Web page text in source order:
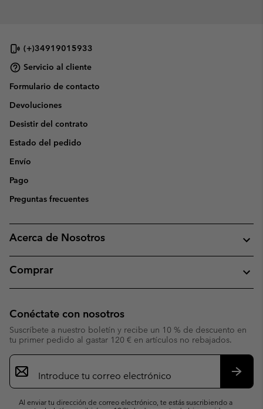
(+)34919015933
Servicio al cliente
Formulario de contacto
Devoluciones
Desistir del contrato
Estado del pedido
Envío
Pago
Preguntas frecuentes
Acerca de Nosotros
Comprar
Conéctate con nosotros
Suscríbete a nuestro boletín y recibe un 10 % de descuento en
tu primer pedido al gastar 120 € en artículos no rebajados.
Suscripción
de
correo
Al enviar tu dirección de correo electrónico, te estás suscribiendo a